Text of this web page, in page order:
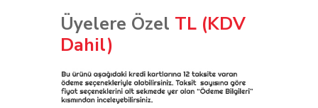
Üyelere Özel TL (KDV
Dahil)